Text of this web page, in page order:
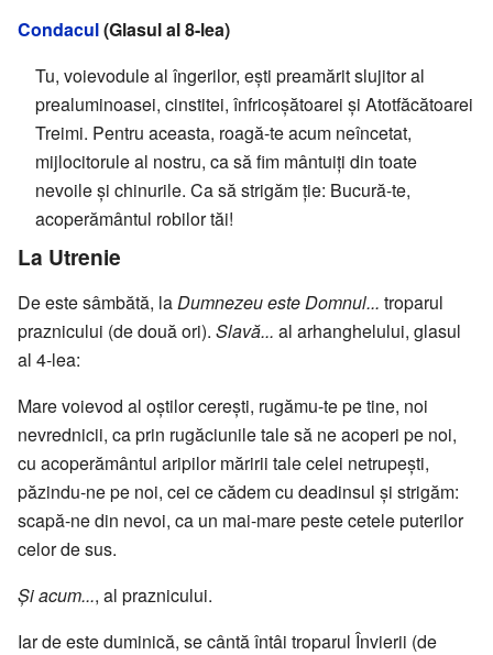
Condacul(Glasul al 8-lea)
Tu, voievodule al îngerilor, eşti preamărit slujitor al
prealuminoasei, cinstitei, înfricoşătoarei şi Atotfăcătoarei
Treimi. Pentru aceasta, roagă-te acum neîncetat,
mijlocitorule al nostru, ca să fim mântuiţi din toate
nevoile şi chinurile. Ca să strigăm ţie: Bucură-te,
acoperământul robilor tăi!
La Utrenie
De este sâmbătă, la Dumnezeu este Domnul... troparul
praznicului (de două ori). Slavă... al arhanghelului, glasul
al 4-lea:
Mare voievod al oştilor cereşti, rugămu-te pe tine, noi
nevrednicii, ca prin rugăciunile tale să ne acoperi pe noi,
cu acoperământul aripilor măririi tale celei netrupeşti,
păzindu-ne pe noi, cei ce cădem cu deadinsul şi strigăm:
scapă-ne din nevoi, ca un mai-mare peste cetele puterilor
celor de sus.
Și acum..., al praznicului.
Iar de este duminică, se cântă întâi troparul Învierii (de